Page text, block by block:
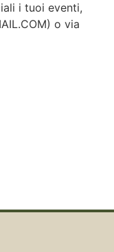
i tuoi eventi,
) o via